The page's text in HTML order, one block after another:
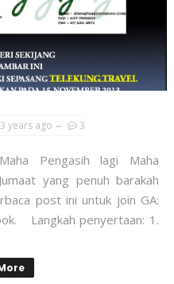
years ago 3
Pengasih lagi Maha
yang penuh barakah
post ini untuk join GA:
Langkah penyertaan: 1.